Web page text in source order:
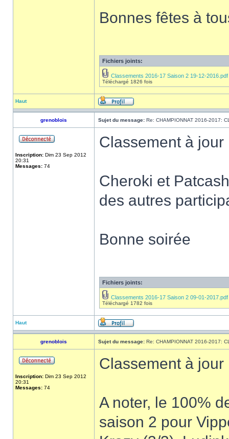
Bonnes fêtes à
Fichiers joints:
Classements 2016-17 Saison 2 19-12-2016.pdf
Téléchargé 1826 fois
Haut
grenoblois Sujet du message: Re: CHAMPIONNAT 2016-2017:
Inscription: Dim 23 Sep 2012
20:31
Messages: 74
Classement à jour
Cheroki et
des autres
Bonne soirée
Fichiers joints:
Classements 2016-17 Saison 2 09-01-2017.pdf
Téléchargé 1782 fois
Haut
grenoblois Sujet du message: Re: CHAMPIONNAT 2016-2017:
Inscription: Dim 23 Sep 2012
20:31
Messages: 74
Classement à jour
A noter, le 100%
saison 2 pour